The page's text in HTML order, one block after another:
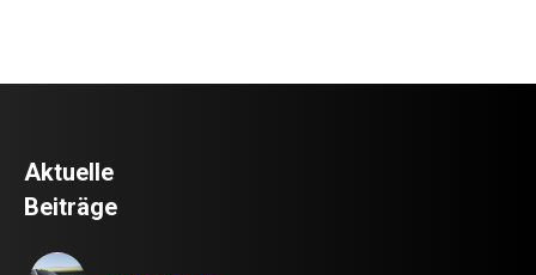
Aktuelle
Beiträge